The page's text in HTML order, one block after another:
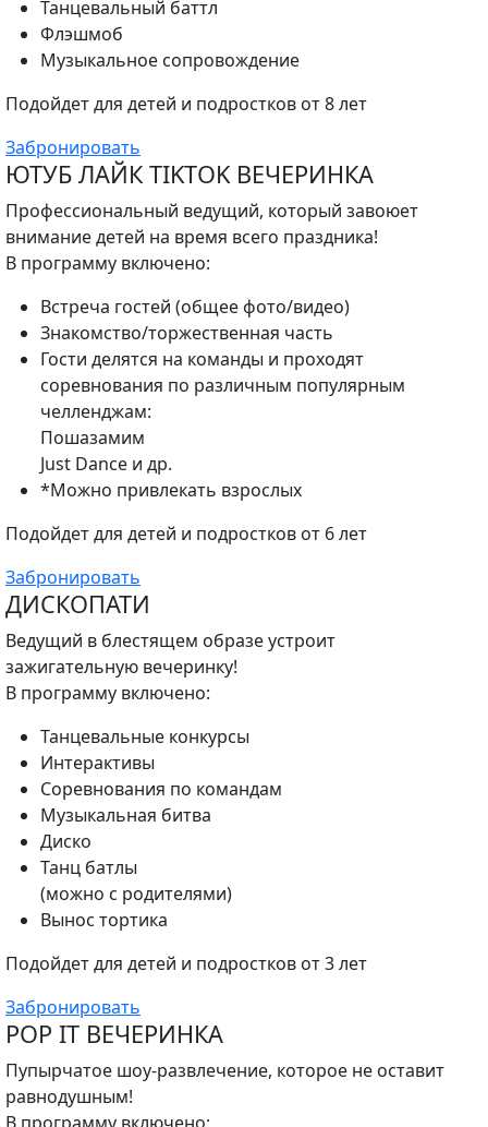
Танцевальный баттл
Флэшмоб
Музыкальное сопровождение
Подойдет для детей и подростков от 8 лет
Забронировать
ЮТУБ ЛАЙК TIKTOK ВЕЧЕРИНКА
Профессиональный ведущий, который завоюет
внимание детей на время всего праздника!
В программу включено:
Встреча гостей (общее фото/видео)
Знакомство/торжественная часть
Гости делятся на команды и проходят
соревнования по различным популярным
челленджам:
Пошазамим
Just Dance и др.
*Можно привлекать взрослых
Подойдет для детей и подростков от 6 лет
Забронировать
ДИСКОПАТИ
Ведущий в блестящем образе устроит
зажигательную вечеринку!
В программу включено:
Танцевальные конкурсы
Интерактивы
Соревнования по командам
Музыкальная битва
Диско
Танц батлы
(можно с родителями)
Вынос тортика
Подойдет для детей и подростков от 3 лет
Забронировать
POP IT ВЕЧЕРИНКА
Пупырчатое шоу-развлечение, которое не оставит
равнодушным!